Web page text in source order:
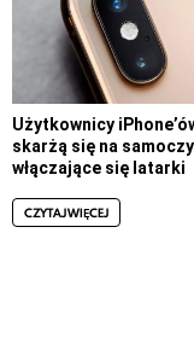
Użytkownicy
skarżą się na
włączające się latarki
CZYTAJ WIĘCEJ